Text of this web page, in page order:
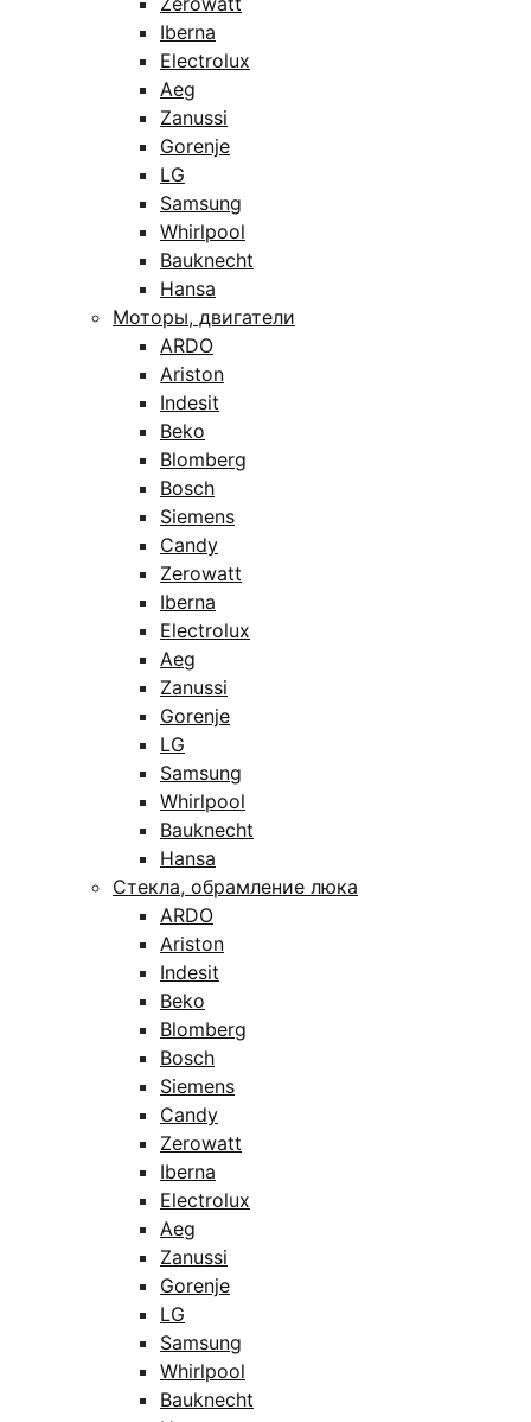
Iberna
Electrolux
Aeg
Zanussi
Gorenje
LG
Samsung
Whirlpool
Bauknecht
Hansa
Моторы, двигатели
ARDO
Ariston
Indesit
Beko
Blomberg
Bosch
Siemens
Candy
Zerowatt
Iberna
Electrolux
Aeg
Zanussi
Gorenje
LG
Samsung
Whirlpool
Bauknecht
Hansa
Стекла, обрамление люка
ARDO
Ariston
Indesit
Beko
Blomberg
Bosch
Siemens
Candy
Zerowatt
Iberna
Electrolux
Aeg
Zanussi
Gorenje
LG
Samsung
Whirlpool
Bauknecht